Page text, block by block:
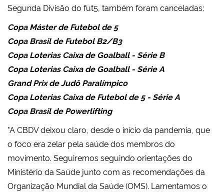
Segunda Divisão do fut5, também foram canceladas:
Copa Máster de Futebol de 5
Copa Brasil de Futebol B2/B3
Copa Loterias Caixa de Goalball - Série B
Copa Loterias Caixa de Goalball - Série A
Grand Prix de Judô Paralímpico
Copa Loterias Caixa de Futebol de 5 - Série A
Copa Brasil de Powerlifting
"A CBDV deixou claro, desde o início da pandemia, que
o foco era zelar pela saúde dos membros do
movimento. Seguiremos seguindo orientações do
Ministério da Saúde junto com as recomendações da
Organização Mundial da Saúde (OMS). Lamentamos o